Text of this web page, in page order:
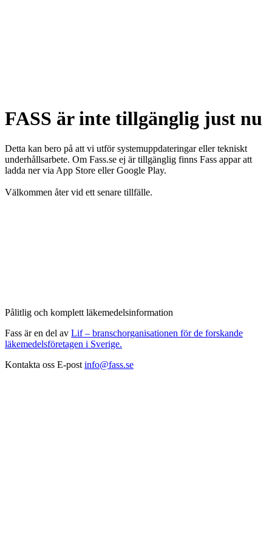
FASS är inte tillgänglig just nu
Detta kan bero på att vi utför systemuppdateringar eller tekniskt
underhållsarbete. Om Fass.se ej är tillgänglig finns Fass appar att
ladda ner via App Store eller Google Play.
Välkommen åter vid ett senare tillfälle.
Pålitlig och komplett läkemedelsinformation
Fass är en del av Lif – branschorganisationen för de forskande
läkemedelsföretagen i Sverige.
Kontakta oss E-post info@fass.se